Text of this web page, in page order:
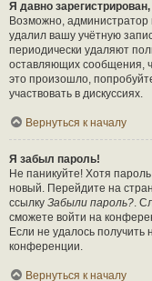
Я давно
Возможно, администратор
удалил вашу учётную
периодически удаляют
оставляющих сообщения,
это произошло,
участвовать в дискуссиях.
Вернуться к началу
Я забыл пароль!
Не паникуйте! Хотя
новый. Перейдите на
ссылку Забыли пароль?.
сможете войти на
Если не удалось
конференции.
Вернуться к началу